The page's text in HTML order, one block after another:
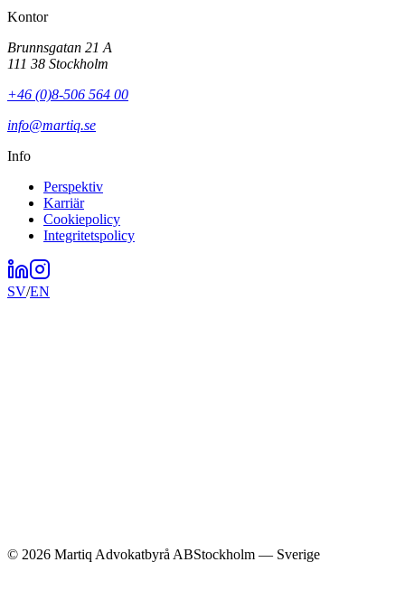
Kontor
Brunnsgatan 21 A
111 38 Stockholm
+46 (0)8-506 564 00
info@martiq.se
Info
Perspektiv
Karriär
Cookiepolicy
Integritetspolicy
SV/EN
© 2026 Martiq Advokatbyrå ABStockholm — Sverige